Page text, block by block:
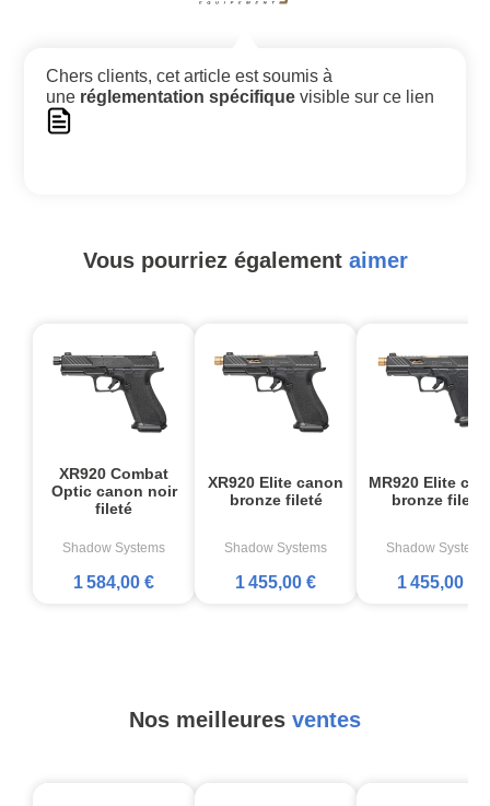
Chers clients, cet article est soumis à
une réglementation spécifique visible sur ce lien
Vous pourriez également aimer
XR920 Combat
Optic canon noir
fileté
Shadow Systems
1 584,00 €
XR920 Elite canon
bronze fileté
Shadow Systems
1 455,00 €
MR920 Elite
bronze fileté
Shadow Systems
1 455,00 €
Nos meilleures ventes